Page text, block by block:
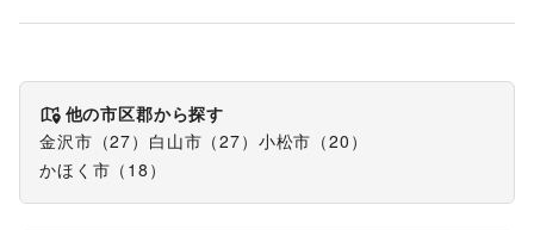
他の市区郡から探す
金沢市 （27） 白山市 （27） 小松市 （20 ）
かほく市 （ 18 ）